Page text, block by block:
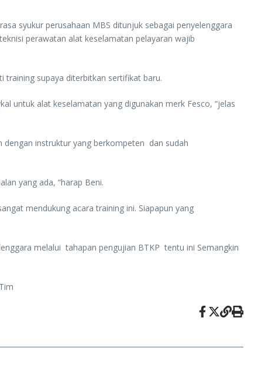
syukur perusahaan MBS ditunjuk sebagai penyelenggara
perawatan alat keselamatan pelayaran wajib
training supaya diterbitkan sertifikat baru.
untuk alat keselamatan yang digunakan merk Fesco, “jelas
dengan instruktur yang berkompeten dan sudah
yang ada, “harap Beni.
mendukung acara training ini. Siapapun yang
melalui tahapan pengujian BTKP tentu ini Semangkin